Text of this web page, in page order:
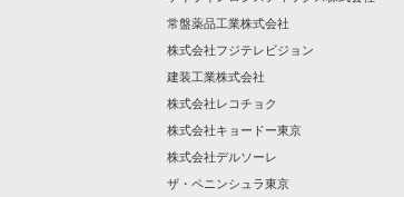
常盤薬品工業株式会社
株式会社フジテレビジョン
建装工業株式会社
株式会社レコチョク
株式会社キョードー東京
株式会社デルソーレ
ザ・ペニンシュラ東京